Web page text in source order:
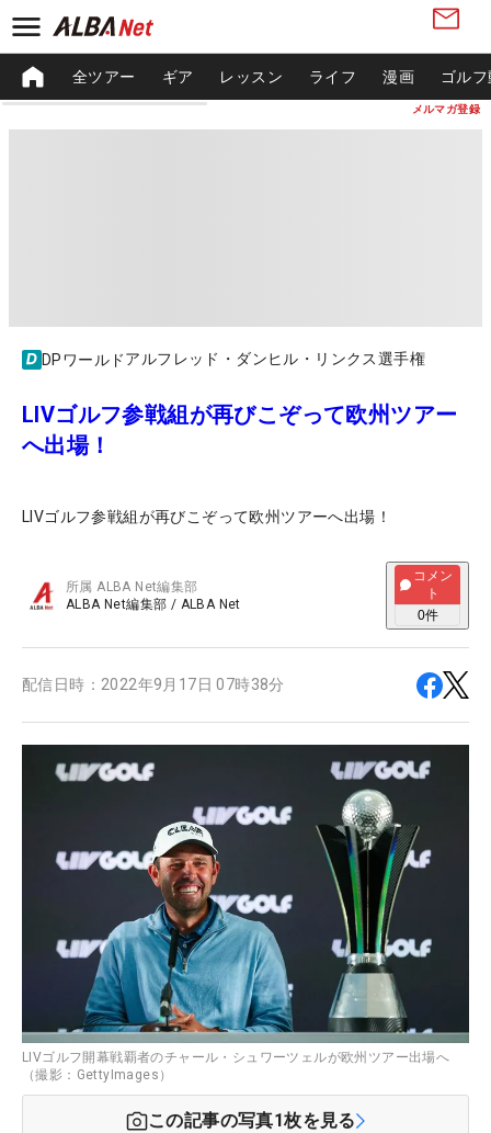
メルマガ登録
全ツアー ギア レッスン ライフ 漫画 ゴル
DPワールドアルフレッド・ダンヒル・リンクス選手権
LIVゴルフ参戦組が再びこぞって欧州ツアー
へ出場！
LIVゴルフ参戦組が再びこぞって欧州ツアーへ出場！
所属ALBA Net編集部
ALBA Net編集部 / ALBA Net
コメン
ト
0件
配信日時： 2022年9月17日 07時38分
LIVゴルフ開幕戦覇者のチャール・シュワーツェルが欧州ツアー出場へ
（撮影：GettyImages）
この記事の写真1枚を見る